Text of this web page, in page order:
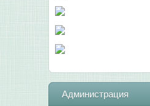
Администрация